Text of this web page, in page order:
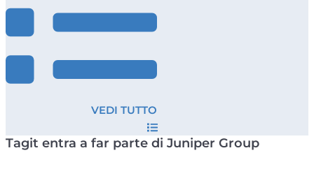
VEDI TUTTO
Tagit entra a far parte di Juniper Group